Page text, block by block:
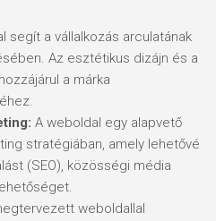
segít a vállalkozás arculatának
Az esztétikus dizájn és a
a márka
A weboldal egy alapvető
stratégiában, amely lehetővé
(SEO), közösségi média
weboldallal